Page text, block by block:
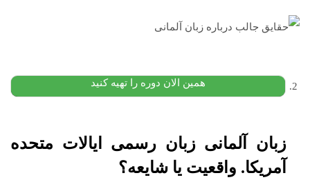
پکیج آموزش زبان آلمانی
همین الان دوره را تهیه کنید
زبان آلمانی زبان رسمی ایالات متحده
آمریکا. واقعیت یا شایعه؟